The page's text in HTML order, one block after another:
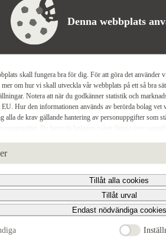
Denna webbplats
skall fungera bra för dig. För att göra det använder
om hur vi skall utveckla vår webbplats på ett så bra
Notera att när du godkänner statistik och
Hur den informationen används av berörda bolag
alla de krav gällande hantering av personuppgifter som
De berörda bolagen måste lämna över
eventuella personuppgifter som de brottsbekämpande
och marknadsförings-cookies nedan bekräftar du att du
Tillåt alla cookies
Tillåt urval
Endast nödvändiga cookies
Föregående